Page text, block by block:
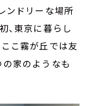
ンドリーな場所
、東京に暮らし
こ霧が丘では友
家のようなも